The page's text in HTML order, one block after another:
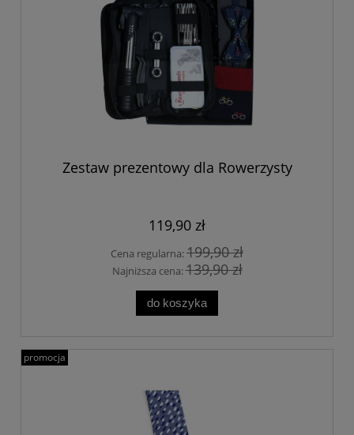
Zestaw prezentowy dla Rowerzysty
119,90 zł
Cena regularna:199,90 zł
Najniższa cena:139,90 zł
do koszyka
promocja